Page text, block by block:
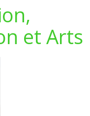
et Arts
et Arts